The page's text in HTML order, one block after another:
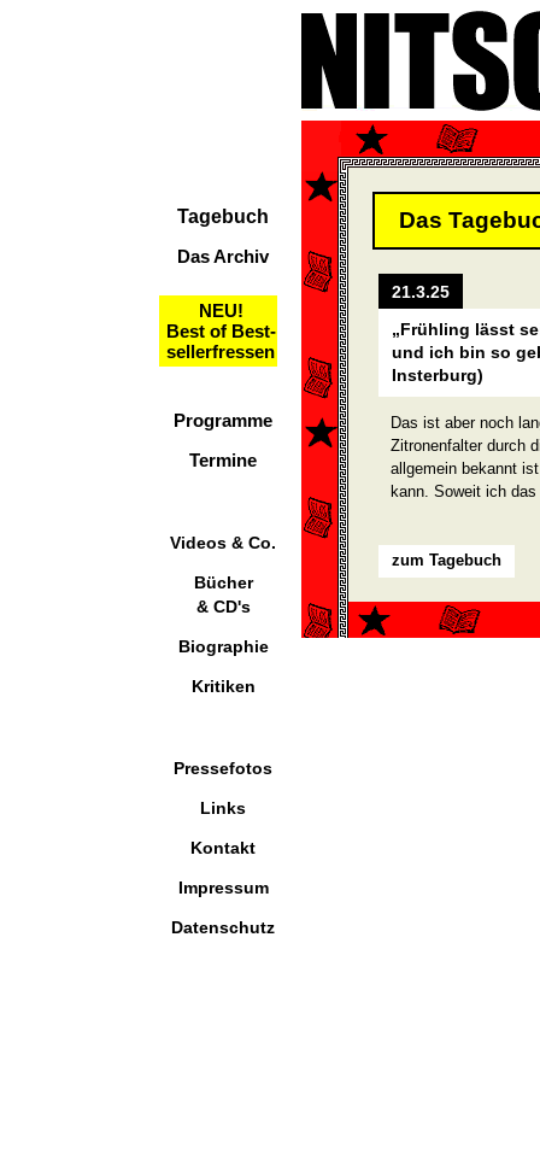
Tagebuch
Das Archiv
NEU!
Best of Best-
sellerfressen
Programme
Termine
Videos & Co.
Bücher
& CD's
Biographie
Kritiken
Pressefotos
Links
Kontakt
Impressum
Datenschutz
Das
21.3.25
„Frühling lässt
und ich bin so
Insterburg)
Das ist aber noch
Zitronenfalter durch
allgemein bekannt
kann. Soweit ich
zum Tagebuch